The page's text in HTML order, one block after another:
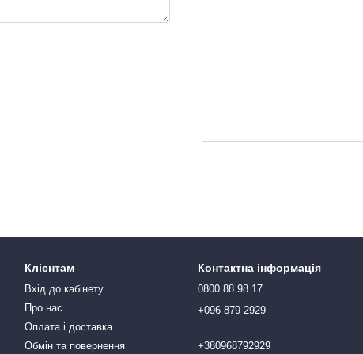
Клієнтам
Вхід до кабінету
Про нас
Оплата і доставка
Обмін та повернення
Контактна інформація
0800 88 98 17
+096 879 2929
+380968792929